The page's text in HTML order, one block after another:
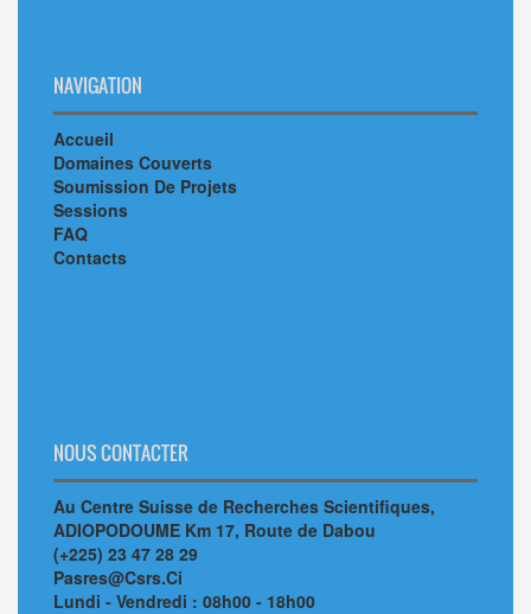
NAVIGATION
Accueil
Domaines Couverts
Soumission De Projets
Sessions
FAQ
Contacts
NOUS CONTACTER
Au Centre Suisse de Recherches Scientifiques,
ADIOPODOUME Km 17, Route de Dabou
(+225) 23 47 28 29
Pasres@Csrs.Ci
Lundi - Vendredi : 08h00 - 18h00